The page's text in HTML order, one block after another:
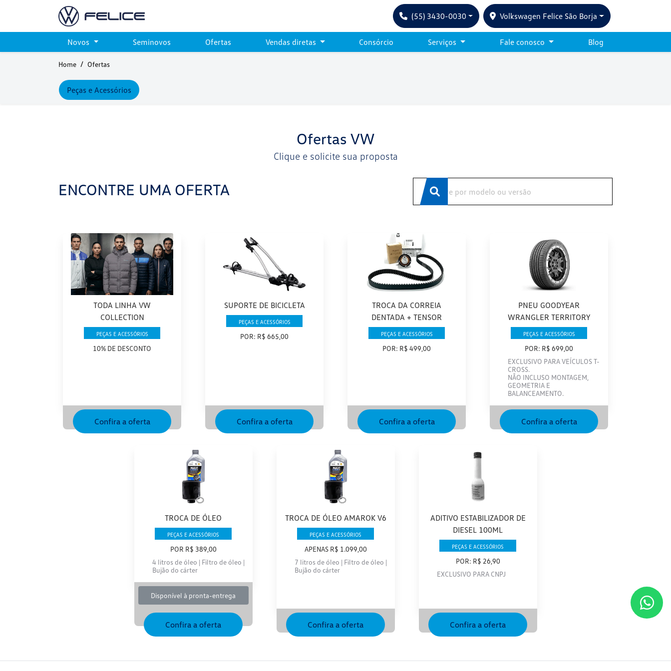
(55) 3430-0030 Volkswagen Felice São Borja
Novos Seminovos Ofertas Vendas diretas Consórcio Serviços Fale conosco Blog
Home Ofertas
Peças e Acessórios
Ofertas VW
Clique e solicite sua proposta
ENCONTRE UMA OFERTA
TODA LINHA VW
COLLECTION
PEÇAS E ACESSÓRIOS
10% DE DESCONTO
Confira a oferta
SUPORTE DE BICICLETA
PEÇAS E ACESSÓRIOS
POR: R$ 665,00
Confira a oferta
TROCA DA CORREIA
DENTADA + TENSOR
PEÇAS E ACESSÓRIOS
POR: R$ 499,00
Confira a oferta
PNEU GOODYEAR
WRANGLER TERRITORY
PEÇAS E ACESSÓRIOS
POR: R$ 699,00
EXCLUSIVO PARA VEÍCULOS T-
CROSS.
NÃO INCLUSO MONTAGEM,
GEOMETRIA E
BALANCEAMENTO.
Confira a oferta
TROCA DE ÓLEO
PEÇAS E ACESSÓRIOS
POR R$ 389,00
4 litros de óleo | Filtro de óleo |
Bujão do cárter
Disponível à pronta-entrega
Confira a oferta
TROCA DE ÓLEO AMAROK V6
PEÇAS E ACESSÓRIOS
APENAS R$ 1.099,00
7 litros de óleo | Filtro de óleo |
Bujão do cárter
Confira a oferta
ADITIVO ESTABILIZADOR DE
DIESEL 100ML
PEÇAS E ACESSÓRIOS
POR: R$ 26,90
EXCLUSIVO PARA CNPJ
Confira a oferta